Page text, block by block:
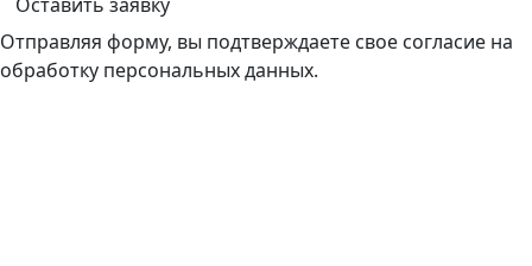
Отправляя форму, вы подтверждаете свое согласие на
обработку персональных данных.